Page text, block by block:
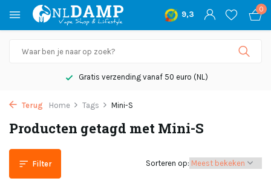
9,3
0
Gratis verzending vanaf 50 euro (NL)
Terug Home Tags Mini-S
Producten getagd met Mini-S
Filter Sorteren op: